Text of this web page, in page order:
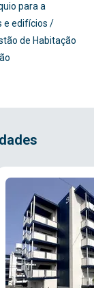
para a
e edifícios /
de Habitação